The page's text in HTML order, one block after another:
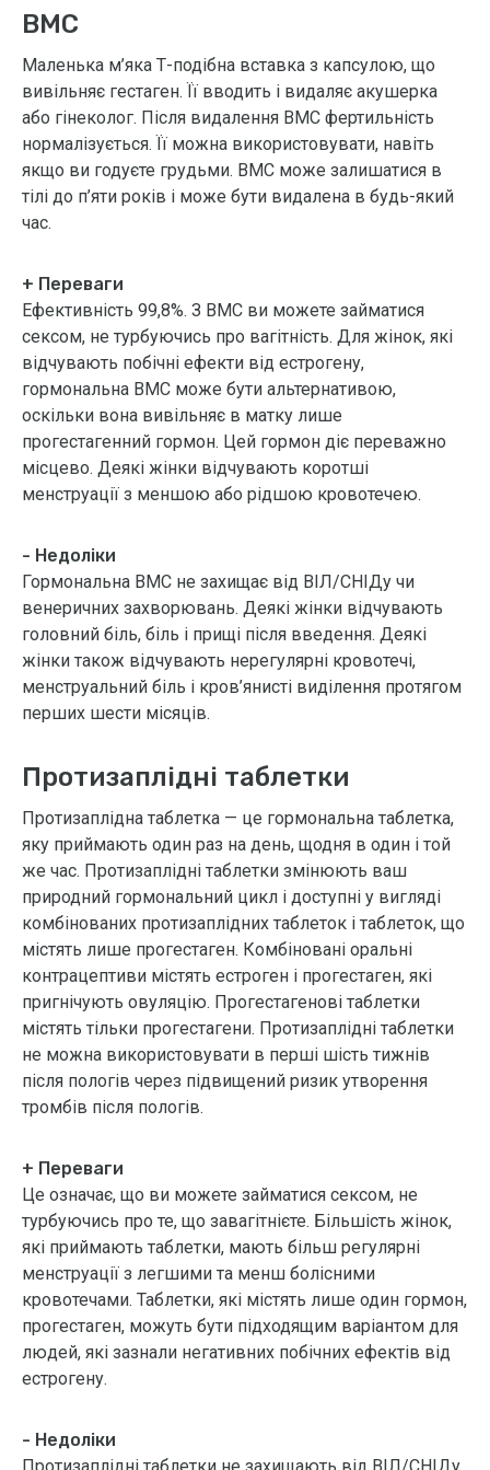
ВМС
Маленька м’яка Т-подібна вставка з капсулою, що
вивільняє гестаген. Її вводить і видаляє акушерка
або гінеколог. Після видалення ВМС фертильність
нормалізується. Її можна використовувати, навіть
якщо ви годуєте грудьми. ВМС може залишатися в
тілі до п’яти років і може бути видалена в будь-який
час.
+ Переваги
Ефективність 99,8%. З ВМС ви можете займатися
сексом, не турбуючись про вагітність. Для жінок, які
відчувають побічні ефекти від естрогену,
гормональна ВМС може бути альтернативою,
оскільки вона вивільняє в матку лише
прогестагенний гормон. Цей гормон діє переважно
місцево. Деякі жінки відчувають коротші
менструації з меншою або рідшою кровотечею.
- Недоліки
Гормональна ВМС не захищає від ВІЛ/СНІДу чи
венеричних захворювань. Деякі жінки відчувають
головний біль, біль і прищі після введення. Деякі
жінки також відчувають нерегулярні кровотечі,
менструальний біль і кров’янисті виділення протягом
перших шести місяців.
Протизаплідні таблетки
Протизаплідна таблетка — це гормональна таблетка,
яку приймають один раз на день, щодня в один і той
же час. Протизаплідні таблетки змінюють ваш
природний гормональний цикл і доступні у вигляді
комбінованих протизаплідних таблеток і таблеток, що
містять лише прогестаген. Комбіновані оральні
контрацептиви містять естроген і прогестаген, які
пригнічують овуляцію. Прогестагенові таблетки
містять тільки прогестагени. Протизаплідні таблетки
не можна використовувати в перші шість тижнів
після пологів через підвищений ризик утворення
тромбів після пологів.
+ Переваги
Це означає, що ви можете займатися сексом, не
турбуючись про те, що завагітнієте. Більшість жінок,
які приймають таблетки, мають більш регулярні
менструації з легшими та менш болісними
кровотечами. Таблетки, які містять лише один гормон,
прогестаген, можуть бути підходящим варіантом для
людей, які зазнали негативних побічних ефектів від
естрогену.
- Недоліки